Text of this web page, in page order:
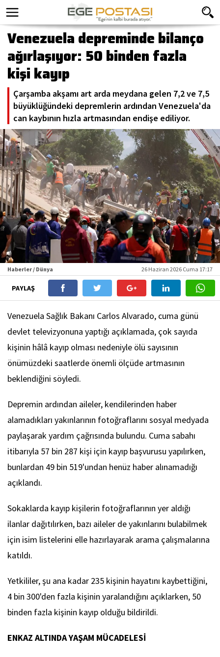
Venezuela depreminde bilanço
ağırlaşıyor: 50 binden fazla
kişi kayıp
Çarşamba akşamı art arda meydana gelen 7,2 ve 7,5
büyüklüğündeki depremlerin ardından Venezuela'da
can kaybının hızla artmasından endişe ediliyor.
Haberler / Dünya 26 Haziran 2026 Cuma 17:17
PAYLAŞ
Venezuela Sağlık Bakanı Carlos Alvarado, cuma günü
devlet televizyonuna yaptığı açıklamada, çok sayıda
kişinin hâlâ kayıp olması nedeniyle ölü sayısının
önümüzdeki saatlerde önemli ölçüde artmasının
beklendiğini söyledi.
Depremin ardından aileler, kendilerinden haber
alamadıkları yakınlarının fotoğraflarını sosyal medyada
paylaşarak yardım çağrısında bulundu. Cuma sabahı
itibarıyla 57 bin 287 kişi için kayıp başvurusu yapılırken,
bunlardan 49 bin 519'undan henüz haber alınamadığı
açıklandı.
Sokaklarda kayıp kişilerin fotoğraflarının yer aldığı
ilanlar dağıtılırken, bazı aileler de yakınlarını bulabilmek
için isim listelerini elle hazırlayarak arama çalışmalarına
katıldı.
Yetkililer, şu ana kadar 235 kişinin hayatını kaybettiğini,
4 bin 300'den fazla kişinin yaralandığını açıklarken, 50
binden fazla kişinin kayıp olduğu bildirildi.
ENKAZ ALTINDA YAŞAM MÜCADELESİ